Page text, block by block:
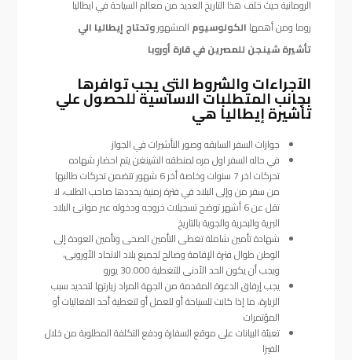
الرومانية حيث خلف هذا التاريخ العديد من معالم السياحة في ايطاليا
روما ومن أهمها الكولوسيوم المشهوروتحتاج إيطاليا الي
تأشيرة شينجن للمصرين فيقارة أوروبا
الآجراءات والشروط التي يجب توافرها
بجانب المتطلبات الاساسية للحصول علي
تأشيرة إيطاليا هي
جوازات السفر السابقه وصور التأشيرات في الجواز
في حاله السفر اول مره لمنطقه الشينغن يتم احضار شهاده
تحركات اخر 7 سنوات وخاصة أخر 6 شهور تتضمن تحركات طالبها
من سفر من وإلى البلاد في فترة زمنية يحددها صاحب الطلب، لا
تقل عن 6 أشهر توضح تسجيلات خروجه ودخوله عبر موانئ البلاد
البرية والبحرية والجوية بالتاريخ
شهادة تأمين شاملة تغطى التأمين الصحى وتأمين العودة إلى
الوطن طوال فترة الإقامة وصالح لجميع بلاد الاتحاد الأوروبى،
ويجب أن يكون الحد الأدنى للتغطية 30.000 يورو
يجب إرفاق الدعوة المقدمة من الجهة المراد زيارتها لتحديد سبب
الزيارة، ما إذا كانت للسياحة أو للعمل أو لتغطية أحد الفعاليات أو
المؤتمرات
تعبئة البيانات على موقع السفارة ودفع التكلفة المطلوبة من خلال
الفيزا